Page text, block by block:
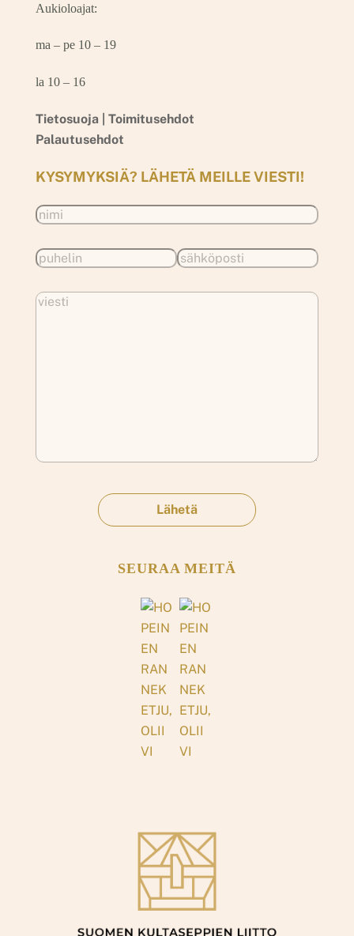
Aukioloajat:
ma – pe 10 – 19
la 10 – 16
Tietosuoja | Toimitusehdot
Palautusehdot
KYSYMYKSIÄ? LÄHETÄ MEILLE VIESTI!
SEURAA MEITÄ